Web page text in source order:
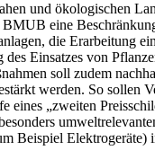
und ökologischen
BMUB eine
die Erarbeitung
des Einsatzes von
soll zudem
werden. So sollen
eines „zweiten
Beispiel Elektrogeräte)